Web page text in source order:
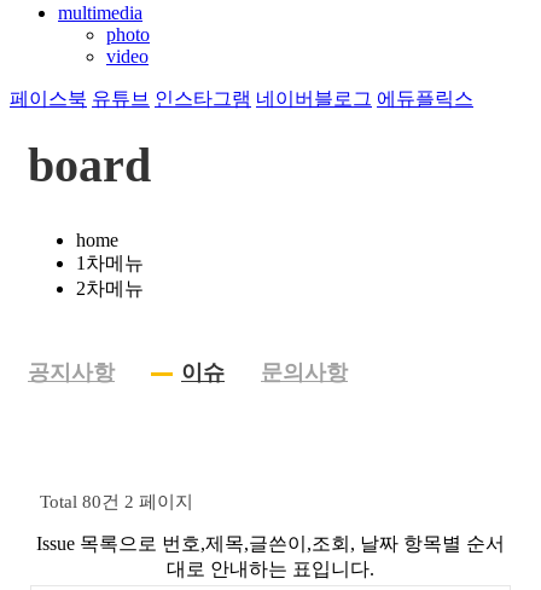
multimedia
photo
video
페이스북 유튜브 인스타그램 네이버블로그 에듀플릭스
board
home
1차메뉴
2차메뉴
공지사항 이슈 문의사항
Total 80건 2 페이지
Issue 목록으로 번호,제목,글쓴이,조회, 날짜 항목별 순서
대로 안내하는 표입니다.